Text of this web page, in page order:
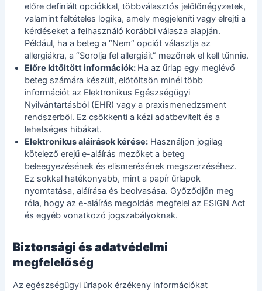
előre definiált opciókkal, többválasztós jelölőnégyzetek,
valamint feltételes logika, amely megjeleníti vagy elrejti a
kérdéseket a felhasználó korábbi válasza alapján.
Például, ha a beteg a “Nem” opciót választja az
allergiákra, a “Sorolja fel allergiáit” mezőnek el kell tűnnie.
Előre kitöltött információk: Ha az űrlap egy meglévő
beteg számára készült, előtöltsön minél több
információt az Elektronikus Egészségügyi
Nyilvántartásból (EHR) vagy a praxismenedzsment
rendszerből. Ez csökkenti a kézi adatbevitelt és a
lehetséges hibákat.
Elektronikus aláírások kérése: Használjon jogilag
kötelező erejű e-aláírás mezőket a beteg
beleegyezésének és elismerésének megszerzéséhez.
Ez sokkal hatékonyabb, mint a papír űrlapok
nyomtatása, aláírása és beolvasása. Győződjön meg
róla, hogy az e-aláírás megoldás megfelel az ESIGN Act
és egyéb vonatkozó jogszabályoknak.
Biztonsági és adatvédelmi
megfelelőség
Az egészségügyi űrlapok érzékeny információkat